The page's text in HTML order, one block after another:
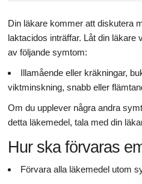
Din läkare kommer att diskutera
laktacidos inträffar. Låt din läkare
av följande symtom:
Illamående eller kräkningar,
viktminskning, snabb eller
Om du upplever några andra
detta läkemedel, tala med din
Hur ska förvaras
Förvara alla läkemedel utom